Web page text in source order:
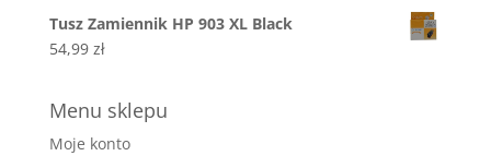
Tusz Zamiennik HP 903 XL Black
54,99 zł
Menu sklepu
Moje konto